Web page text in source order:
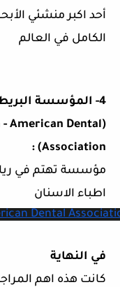
أحد اكبر منشئي
الكامل في العالم
4- المؤسسة
- American Dental
Association) :
مؤسسة تهتم في
اطباء الاسنان
Dental
في النهاية
كانت هذه اهم